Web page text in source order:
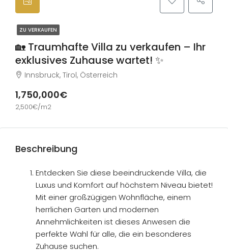
ZU VERKAUFEN
🏡 Traumhafte Villa zu verkaufen – Ihr
exklusives Zuhause wartet! ✨
Innsbruck, Tirol, Österreich
1,750,000€
2,500€/m2
Beschreibung
Entdecken Sie diese beeindruckende Villa, die
Luxus und Komfort auf höchstem Niveau bietet!
Mit einer großzügigen Wohnfläche, einem
herrlichen Garten und modernen
Annehmlichkeiten ist dieses Anwesen die
perfekte Wahl für alle, die ein besonderes
Zuhause suchen.